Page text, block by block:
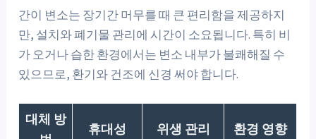
간이 변소는 장기간 머무를 때 큰 편리함을 제공하지
만, 설치와 폐기물 관리에 시간이 소요됩니다. 특히 비
가 오거나 습한 환경에서는 변소 내부가 불쾌해질 수
있으므로, 환기와 건조에 신경 써야 합니다.
대체 방
휴대성 위생 관리 환경 영향